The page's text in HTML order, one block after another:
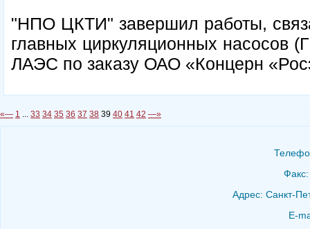
"НПО ЦКТИ" завершил работы,
главных циркуляционных
ЛАЭС по заказу ОАО «Концерн
«— 1 ... 33 34 35 36 37 38 39 40 41 42 —»
Адрес: Санкт-
E-